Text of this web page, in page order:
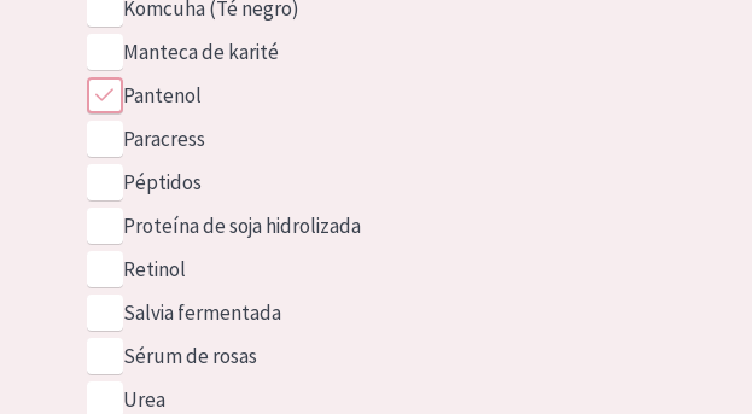
Komcuha (Té negro)
Manteca de karité
Pantenol
Paracress
Péptidos
Proteína de soja hidrolizada
Retinol
Salvia fermentada
Sérum de rosas
Urea